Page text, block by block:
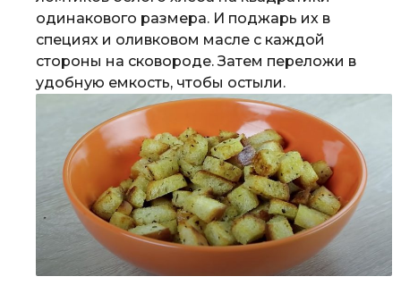
одинакового размера. И поджарь их в
специях и оливковом масле с каждой
стороны на сковороде. Затем переложи в
удобную емкость, чтобы остыли.